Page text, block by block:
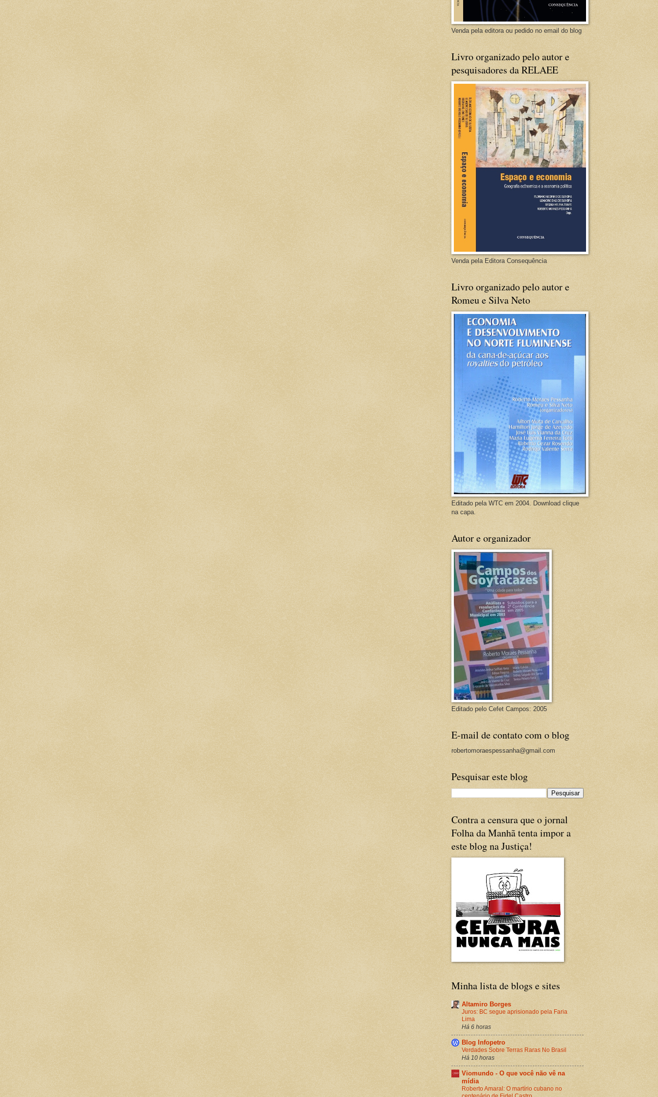
Venda pela editora ou pedido no email do blog
Livro organizado pelo autor e
pesquisadores da RELAEE
Venda pela Editora Consequência
Livro organizado pelo autor e
Romeu e Silva Neto
Editado pela WTC em 2004. Download clique
na capa.
Autor e organizador
Editado pelo Cefet Campos: 2005
E-mail de contato com o blog
robertomoraespessanha@gmail.com
Pesquisar este blog
Contra a censura que o jornal
Folha da Manhã tenta impor a
este blog na Justiça!
Minha lista de blogs e sites
Altamiro Borges
Juros: BC segue aprisionado pela Faria
Lima
Há 6 horas
Blog Infopetro
Verdades Sobre Terras Raras No Brasil
Há 10 horas
Viomundo - O que você não vê na
mídia
Roberto Amaral: O martírio cubano no